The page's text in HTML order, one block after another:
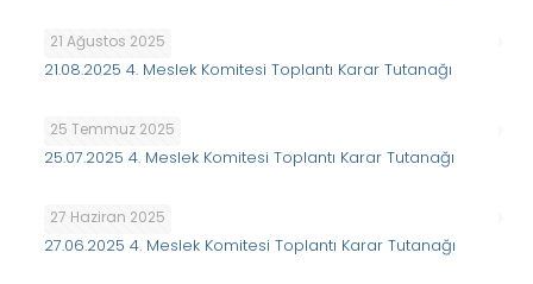
21 Ağustos 2025
21.08.2025 4. Meslek Komitesi Toplantı Karar Tutanağı
25 Temmuz 2025
25.07.2025 4. Meslek Komitesi Toplantı Karar Tutanağı
27 Haziran 2025
27.06.2025 4. Meslek Komitesi Toplantı Karar Tutanağı